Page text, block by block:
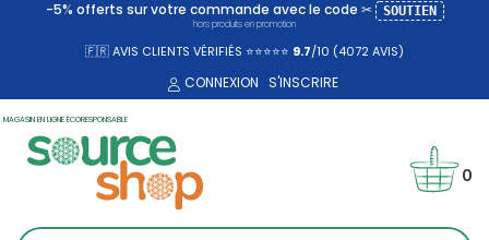
-5% offerts sur votre commande avec le code ✂ SOUTIEN
hors produits en promotion
🇫🇷 AVIS CLIENTS VÉRIFIÉS ⭐⭐⭐⭐⭐ 9.7/10 (4072AVIS)
CONNEXION S'INSCRIRE
MAGASIN EN LIGNE ÉCORESPONSABLE
0